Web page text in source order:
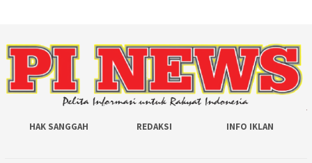
HAK SANGGAH REDAKSI INFO IKLAN